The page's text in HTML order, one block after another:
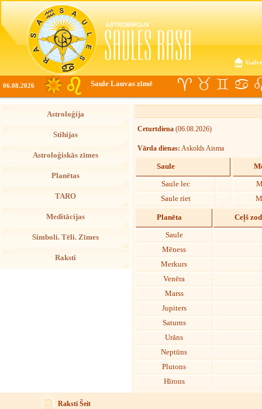
06.08.2026 Saule Lauvas zīmē
Astroloģija
Stihijas
Astroloģiskās zīmes
Planētas
TARO
Meditācijas
Simboli. Tēli. Zīmes
Raksti
Ceturtdiena (06.08.2026)
Vārda dienas: Askolds Aisma
Saule
Saule lec
Saule riet
Planēta Ceļš
Saule
Mēness
Merkurs
Venēra
Marss
Jupiters
Saturns
Urāns
Neptūns
Plutons
Hīrons
Raksti Šeit